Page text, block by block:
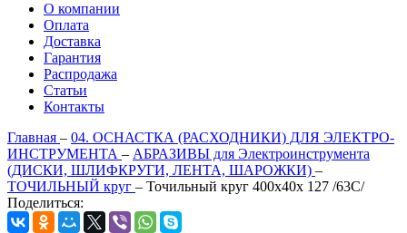
О компании
Оплата
Доставка
Гарантия
Распродажа
Статьи
Контакты
Главная – 04. ОСНАСТКА (РАСХОДНИКИ) ДЛЯ ЭЛЕКТРО-
ИНСТРУМЕНТА – АБРАЗИВЫ для Электроинструмента
(ДИСКИ, ШЛИФКРУГИ, ЛЕНТА, ШАРОЖКИ) –
ТОЧИЛЬНЫЙ круг – Точильный круг 400х40х 127 /63С/
Поделиться: